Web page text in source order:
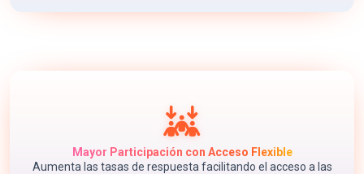
Mayor Participación con Acceso Flexible
Aumenta las tasas de respuesta facilitando el acceso a las